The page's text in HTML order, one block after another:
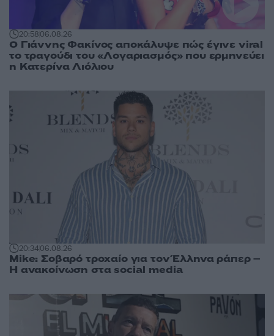
20:5806.08.26
Ο Γιάννης Φακίνος αποκάλυψε πώς έγινε viral
το τραγούδι του «Λογαριασμός» που ερμηνεύει
η Κατερίνα Λιόλιου
20:3406.08.26
Mike: Σοβαρό τροχαίο για τον Έλληνα ράπερ –
Η ανακοίνωση στα social media